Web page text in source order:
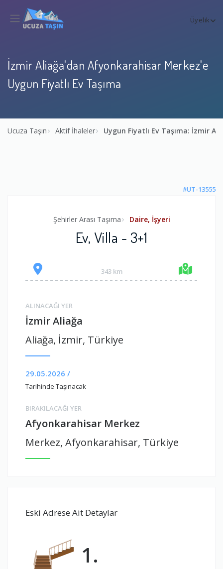
Üyelik
İzmir Aliağa'dan Afyonkarahisar Merkez'e
Uygun Fiyatlı Ev Taşıma
Ucuza Taşın Aktif İhaleler Uygun Fiyatlı Ev Taşıma: İzmir
#UT-13555
Şehirler Arası Taşıma Daire, İşyeri
Ev, Villa - 3+1
343 km
ALINACAĞI YER
İzmir Aliağa
Aliağa, İzmir, Türkiye
29.05.2026 /
Tarihinde Taşınacak
BIRAKILACAĞI YER
Afyonkarahisar Merkez
Merkez, Afyonkarahisar, Türkiye
Eski Adrese Ait Detaylar
1.